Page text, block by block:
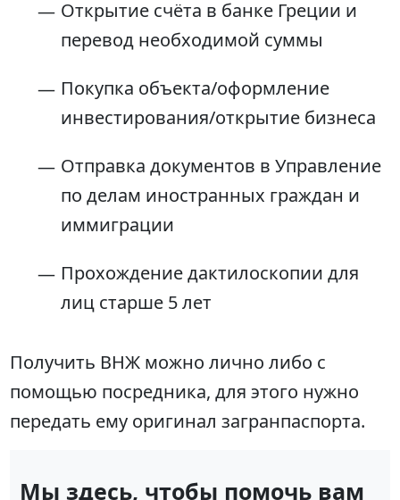
Открытие счёта в банке Греции и
перевод необходимой суммы
Покупка объекта/оформление
инвестирования/открытие бизнеса
Отправка документов в Управление
по делам иностранных граждан и
иммиграции
Прохождение дактилоскопии для
лиц старше 5 лет
Получить ВНЖ можно лично либо с
помощью посредника, для этого нужно
передать ему оригинал загранпаспорта.
Мы здесь, чтобы помочь вам